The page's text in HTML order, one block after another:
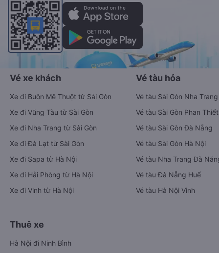
Vé xe khách
Xe đi Buôn Mê Thuột từ Sài Gòn
Xe đi Vũng Tàu từ Sài Gòn
Xe đi Nha Trang từ Sài Gòn
Xe đi Đà Lạt từ Sài Gòn
Xe đi Sapa từ Hà Nội
Xe đi Hải Phòng từ Hà Nội
Xe đi Vinh từ Hà Nội
Vé tàu hỏa
Vé tàu Sài Gòn Nha Trang
Vé tàu Sài Gòn Phan Thiết
Vé tàu Sài Gòn Đà Nẵng
Vé tàu Sài Gòn Hà Nội
Vé tàu Nha Trang Đà
Vé tàu Đà Nẵng Huế
Vé tàu Hà Nội Vinh
Thuê xe
Hà Nội đi Ninh Bình